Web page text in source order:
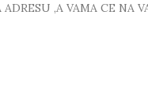
,A VAMA CE NA